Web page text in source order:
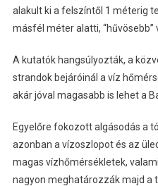
alakult ki a felszíntől 1 méterig
másfél méter alatti, “hűvösebb”
A kutatók hangsúlyozták, a
strandok bejáróinál a víz
akár jóval magasabb is lehet a
Egyelőre fokozott algásodás a
azonban a vízoszlopot és az
magas vízhőmérsékletek,
nagyon meghatározzák majd a